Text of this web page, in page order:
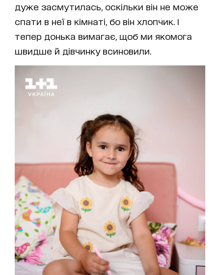
дуже засмутилась, оскільки він не може
спати в неї в кімнаті, бо він хлопчик. І
тепер донька вимагає, щоб ми якомога
швидше й дівчинку всиновили.